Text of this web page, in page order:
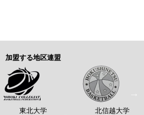
加盟する地区連盟
東北大学
北信越大学